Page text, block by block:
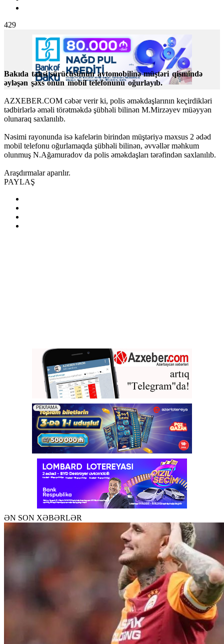
429
Bakıda taksi sürücüsünün avtomobilinə müştəri qismində
əyləşən şəxs onun mobil telefonunu oğurlayıb.
AZXEBER.COM cəbər verir ki, polis əməkdaşlarının keçirdikləri
tədbirlərlə əməli törətməkdə şübhəli bilinən M.Mirzəyev müəyyən
olunaraq saxlanılıb.
Nəsimi rayonunda isə kafelərin birindən müştəriyə məxsus 2 ədəd
mobil telefonu oğurlamaqda şübhəli bilinən, əvvəllər məhkum
olunmuş N.Ağamuradov da polis əməkdaşları tərəfindən saxlanılıb.
Araşdırmalar aparılır.
PAYLAŞ
ƏN SON XƏBƏRLƏR